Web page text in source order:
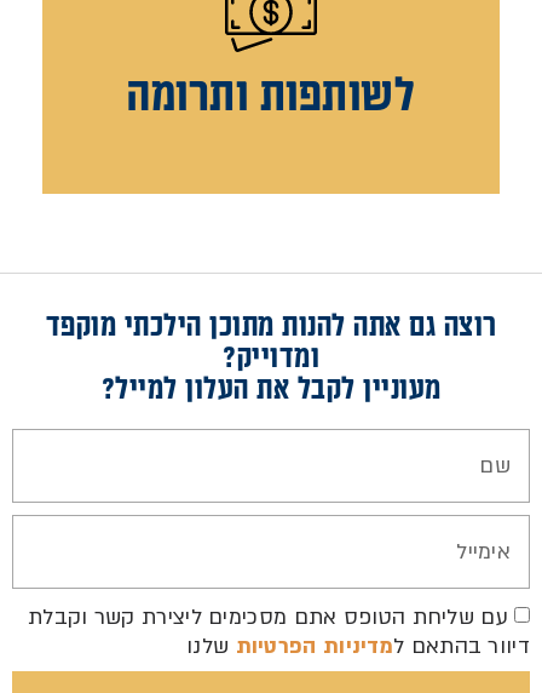
לשותפות ותרומה
רוצה גם אתה להנות מתוכן הילכתי מוקפד
ומדוייק?
מעוניין לקבל את העלון למייל?
עם שליחת הטופס אתם מסכימים ליצירת קשר וקבלת
דיוור בהתאם למדיניות הפרטיות שלנו